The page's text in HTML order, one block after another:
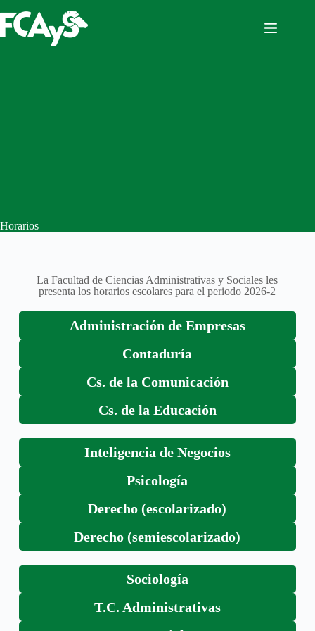
Horarios
La Facultad de Ciencias Administrativas y Sociales les
presenta los horarios escolares para el periodo 2026-2
Administración de Empresas
Contaduría
Cs. de la Comunicación
Cs. de la Educación
Inteligencia de Negocios
Psicología
Derecho (escolarizado)
Derecho (semiescolarizado)
Sociología
T.C. Administrativas